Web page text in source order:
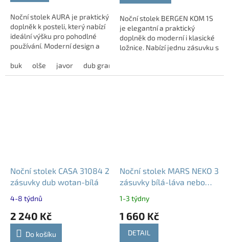
Noční stolek AURA je praktický
doplněk k posteli, který nabízí
ideální výšku pro pohodlné
používání. Moderní design a
umožňují snadné sladění s...
buk olše javor dub grande
Noční stolek BERGEN KOM 1S
je elegantní a praktický
doplněk do moderní i klasické
ložnice. Nabízí jednu zásuvku s
vzhled...
Noční stolek CASA 31084 2
zásuvky dub wotan-bílá
4-8 týdnů
2 240 Kč
Do košíku
Noční stolek MARS NEKO 3
zásuvky bílá-láva nebo
1-3 týdny
1 660 Kč
DETAIL